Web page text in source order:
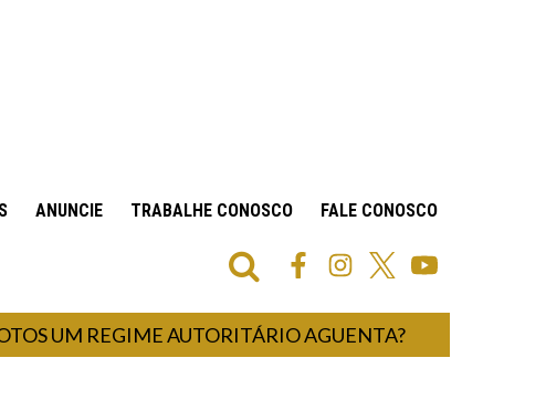
ANUNCIE TRABALHE CONOSCO FALE CONOSCO
REGIME AUTORITÁRIO AGUENTA?